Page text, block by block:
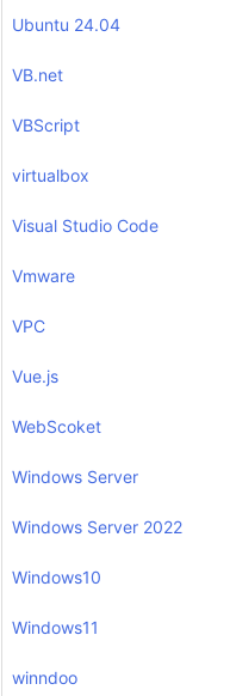
Ubuntu 24.04
VB.net
VBScript
virtualbox
Visual Studio Code
Vmware
VPC
Vue.js
WebScoket
Windows Server
Windows Server 2022
Windows10
Windows11
winndoo